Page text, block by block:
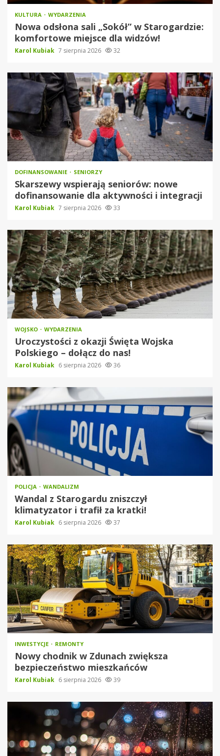
KULTURA WYDARZENIA
Nowa odsłona sali „Sokół” w Starogardzie:
komfortowe miejsce dla widzów!
Karol Kubiak 7 sierpnia 2026 32
DOFINANSOWANIE SENIORZY
Skarszewy wspierają seniorów: nowe
dofinansowanie dla aktywności i integracji
Karol Kubiak 7 sierpnia 2026 33
WOJSKO WYDARZENIA
Uroczystości z okazji Święta Wojska
Polskiego – dołącz do nas!
Karol Kubiak 6 sierpnia 2026 36
POLICJA WANDALIZM
Wandal z Starogardu zniszczył
klimatyzator i trafił za kratki!
Karol Kubiak 6 sierpnia 2026 37
INWESTYCJE REMONTY
Nowy chodnik w Zdunach zwiększa
bezpieczeństwo mieszkańców
Karol Kubiak 6 sierpnia 2026 39